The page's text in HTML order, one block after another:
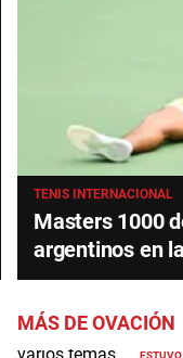
TENIS INTERNACIONAL
Masters 1000
argentinos en
MÁS DE OVACIÓN